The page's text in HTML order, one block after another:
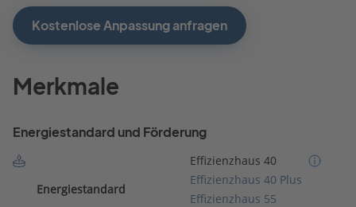
Kostenlose Anpassung anfragen
Merkmale
Energiestandard und Förderung
Energiestandard
Effizienzhaus 40
Effizienzhaus 40 Plus
Effizienzhaus 55